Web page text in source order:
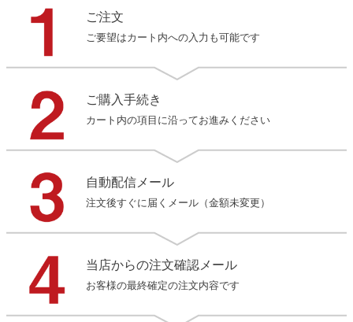
ご注文
ご要望はカート内への入力も可能です
ご購入手続き
カート内の項目に沿ってお進みください
自動配信メール
注文後すぐに届くメール（金額未変更）
当店からの注文確認メール
お客様の最終確定の注文内容です